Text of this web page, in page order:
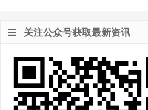
关注公众号获取最新资讯